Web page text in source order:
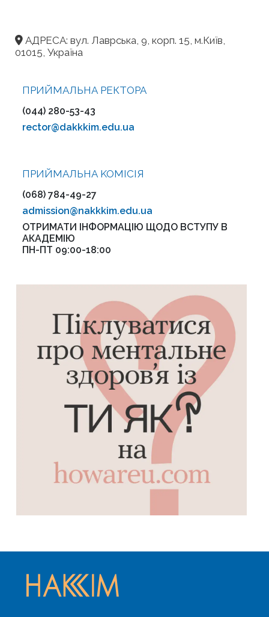
АДРЕСА: вул. Лаврська, 9, корп. 15, м.Київ,
01015, Україна
ПРИЙМАЛЬНА РЕКТОРА
(044) 280-53-43
rector@dakkkim.edu.ua
ПРИЙМАЛЬНА KOMІСІЯ
(068) 784-49-27
admission@nakkkim.edu.ua
ОТРИМАТИ ІНФОРМАЦІЮ ЩОДО ВСТУПУ В
АКАДЕМІЮ
ПН-ПТ 09:00-18:00